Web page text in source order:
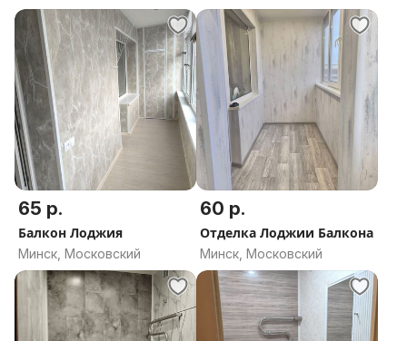
65 р.
Балкон Лоджия
Минск, Московский
60 р.
Отделка Лоджии Балкона
Минск, Московский